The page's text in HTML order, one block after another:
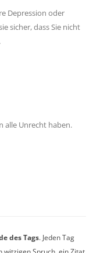
Depression oder
sicher, dass Sie nicht
alle Unrecht haben.
des Tags. Jeden Tag